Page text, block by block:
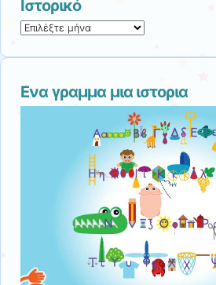
Ιστορικό
Ιστορικό
Ενα γραμμα μια ιστορια